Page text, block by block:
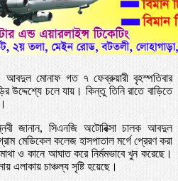
আবদুল মোনাফ গত ৭ ফেব্রুয়ারী বৃহস্পতিবার
উদ্দেশ্যে চলে যায়। কিন্তু তিনি রাতে বাড়িতে
জানান, সিএনজি অটোরিক্সা চালক আবদুল
মেডিকেল কলেজ হাসপাতাল মর্গে প্রেরণ করা
ও কানে আঘাত করে নির্মমভাবে খুন করেছে।
এলাকায় চাঞ্চল্য সৃষ্টি হয়েছে।